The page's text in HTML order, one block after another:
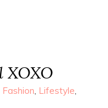
XOXO
Fashion, Lifestyle,